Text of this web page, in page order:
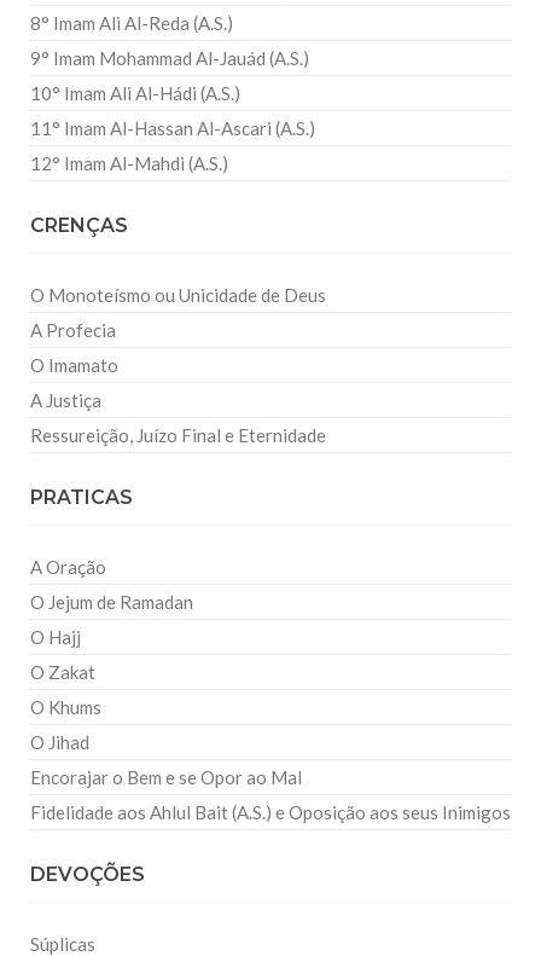
8° Imam Ali Al-Reda (A.S.)
9° Imam Mohammad Al-Jauád (A.S.)
10° Imam Ali Al-Hádi (A.S.)
11° Imam Al-Hassan Al-Ascari (A.S.)
12° Imam Al-Mahdi (A.S.)
CRENÇAS
O Monoteísmo ou Unicidade de Deus
A Profecia
O Imamato
A Justiça
Ressureição, Juízo Final e Eternidade
PRATICAS
A Oração
O Jejum de Ramadan
O Hajj
O Zakat
O Khums
O Jihad
Encorajar o Bem e se Opor ao Mal
Fidelidade aos Ahlul Bait (A.S.) e Oposição aos seus Inimigos
DEVOÇÕES
Súplicas